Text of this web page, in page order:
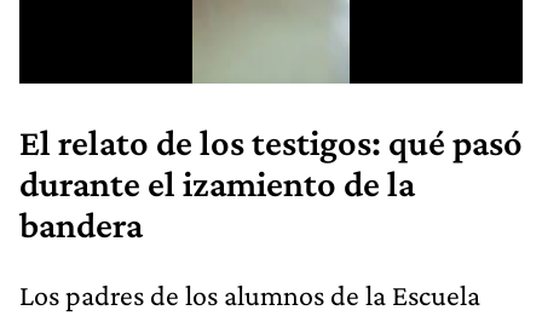
El relato de los testigos: qué pasó
durante el izamiento de la
bandera
Los padres de los alumnos de la Escuela